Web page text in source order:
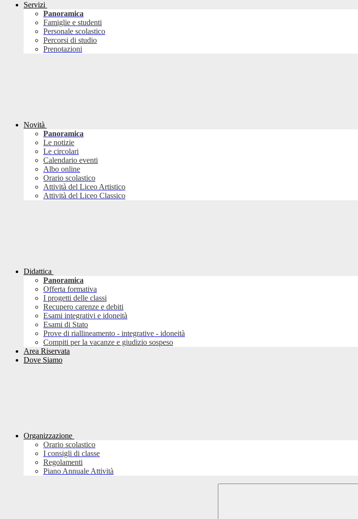
Servizi
Panoramica
Famiglie e studenti
Personale scolastico
Percorsi di studio
Prenotazioni
Novità
Panoramica
Le notizie
Le circolari
Calendario eventi
Albo online
Orario scolastico
Attività del Liceo Artistico
Attività del Liceo Classico
Didattica
Panoramica
Offerta formativa
I progetti delle classi
Recupero carenze e debiti
Esami integrativi e idoneità
Esami di Stato
Prove di riallineamento - integrative - idoneità
Compiti per la vacanze e giudizio sospeso
Area Riservata
Dove Siamo
Organizzazione
Orario scolastico
I consigli di classe
Regolamenti
Piano Annuale Attività